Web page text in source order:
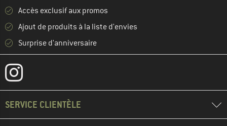
Accès exclusif aux promos
Ajout de produits à la liste d'envies
Surprise d'anniversaire
SERVICE CLIENTÈLE